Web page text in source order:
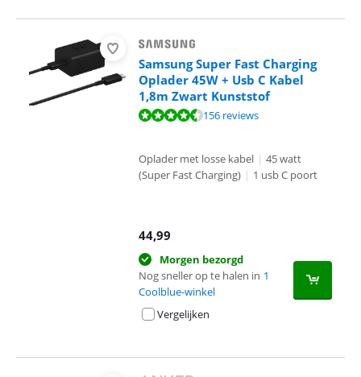
Samsung Super Fast Charging
Oplader 45W + Usb C Kabel
1,8m Zwart Kunststof
Beoordeling is 8,7 van de 10, gebaseerd op 156 reviews.
156 reviews
Oplader met losse kabel | 45 watt
(Super Fast Charging) | 1 usb C poort
44,99
Morgen bezorgd
Nog sneller op te halen in 1
Coolblue-winkel
Vergelijken